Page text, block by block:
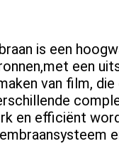
is een
een
van film,
en efficiënt